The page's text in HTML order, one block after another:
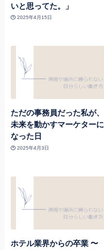
いと思ってた。」
2025年4月15日
ただの事務員だった私が、
未来を動かすマーケターに
なった日
2025年4月3日
ホテル業界からの卒業 〜